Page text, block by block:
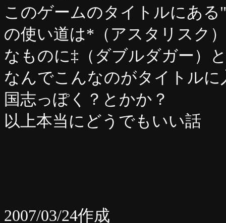
このゲームのタイトルにあ
の使い道は*（アスタリスク
なものに‡（ダブルダガー）
なんでこんなのがタイトル
国志っぽく？とかか？
以上本当にどうでもいい話
2007/03/24作成